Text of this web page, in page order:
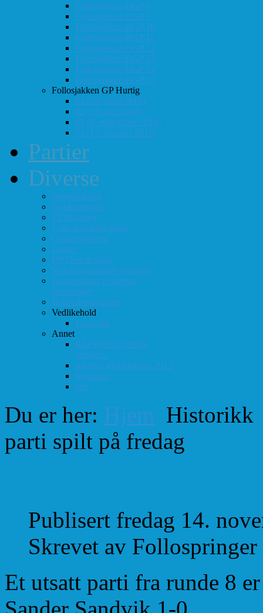
Follosjakken BGP 8
Follosjakken BGP 9
Follosjakken BGP 10
Follosjakken BGP 11
Follosjakken BGP 12
Follosjakken BGP 13
Follosjakken BGP 14
Follosjakken BGP 15
Follosjakken GP Hurtig
#1 (24. mars 2018)
#2 (19. mai 2018)
#3 (8. september 2018)
#4 (13. oktober 2018)
Partier
Diverse
Støtteordning
Sjakkrating.no
FIDE-rating
Follo-kombinasjoner
Grasrotandelen
Linker
DVD-er til utlån
Virtuell sjakklubb (lichess)
Førsteplasser i eksterne
turneringer
Hedersbevisninger
Vedlikehold
Logg inn
Annet
Ikke helt som andre
muséer...
Intervju klubbmester 2013
Skjemaer
test
Du er her: Hjem Historikk
parti spilt på fredag
Publisert fredag 14.
Skrevet av Follospringer
Et utsatt parti fra runde 8